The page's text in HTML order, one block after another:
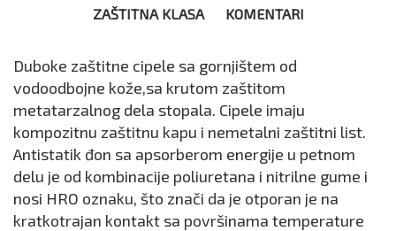
ZAŠTITNA KLASA KOMENTARI
Duboke zaštitne cipele sa gornjištem od
vodoodbojne kože,sa krutom zaštitom
metatarzalnog dela stopala. Cipele imaju
kompozitnu zaštitnu kapu i nemetalni zaštitni list.
Antistatik đon sa apsorberom energije u petnom
delu je od kombinacije poliuretana i nitrilne gume i
nosi HRO oznaku, što znači da je otporan je na
kratkotrajan kontakt sa površinama temperature